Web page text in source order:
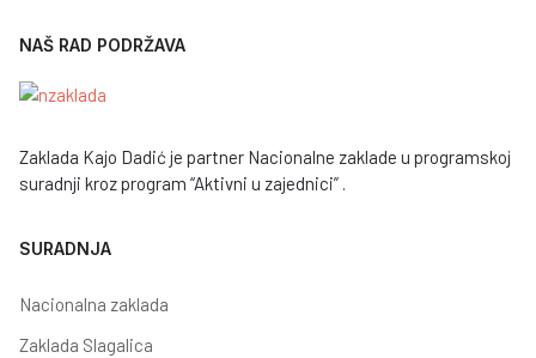
NAŠ RAD PODRŽAVA
Zaklada Kajo Dadić je partner Nacionalne zaklade u programskoj
suradnji kroz program “Aktivni u zajednici” .
SURADNJA
Nacionalna zaklada
Zaklada Slagalica